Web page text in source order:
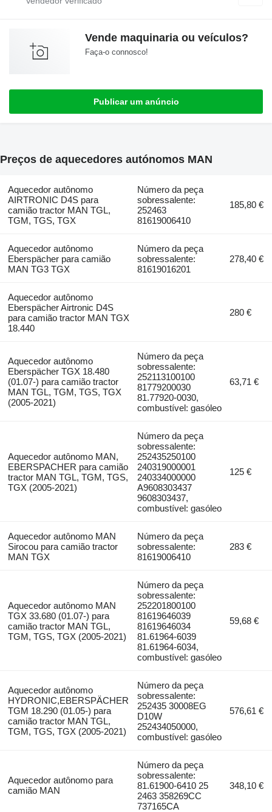
Vende maquinaria ou veículos?
Faça-o connosco!
Publicar um anúncio
Preços de aquecedores autónomos MAN
Aquecedor autônomo
AIRTRONIC D4S para
camião tractor MAN TGL,
TGM, TGS, TGX
Número da peça
sobressalente:
252463
81619006410
185,80 €
Aquecedor autônomo
Eberspächer para camião
MAN TG3 TGX
Número da peça
sobressalente:
81619016201
278,40 €
Aquecedor autônomo
Eberspächer Airtronic D4S
para camião tractor MAN TGX
18.440
280 €
Aquecedor autônomo
Eberspächer TGX 18.480
(01.07-) para camião tractor
MAN TGL, TGM, TGS, TGX
(2005-2021)
Número da peça
sobressalente:
252113100100
81779200030
81.77920-0030,
combustível: gasóleo
63,71 €
Aquecedor autônomo MAN,
EBERSPACHER para camião
tractor MAN TGL, TGM, TGS,
TGX (2005-2021)
Número da peça
sobressalente:
252435250100
240319000001
240334000000
A9608303437
9608303437,
combustível: gasóleo
125 €
Aquecedor autônomo MAN
Sirocou para camião tractor
MAN TGX
Número da peça
sobressalente:
81619006410
283 €
Aquecedor autônomo MAN
TGX 33.680 (01.07-) para
camião tractor MAN TGL,
TGM, TGS, TGX (2005-2021)
Número da peça
sobressalente:
252201800100
81619646039
81619646034
81.61964-6039
81.61964-6034,
combustível: gasóleo
59,68 €
Aquecedor autônomo
HYDRONIC,EBERSPÄCHER
TGM 18.290 (01.05-) para
camião tractor MAN TGL,
TGM, TGS, TGX (2005-2021)
Número da peça
sobressalente:
252435 30008EG
D10W
252434050000,
combustível: gasóleo
576,61 €
Aquecedor autônomo para
camião MAN
Número da peça
sobressalente:
81.61900-6410 25
2463 358269CC
737165CA
348,10 €